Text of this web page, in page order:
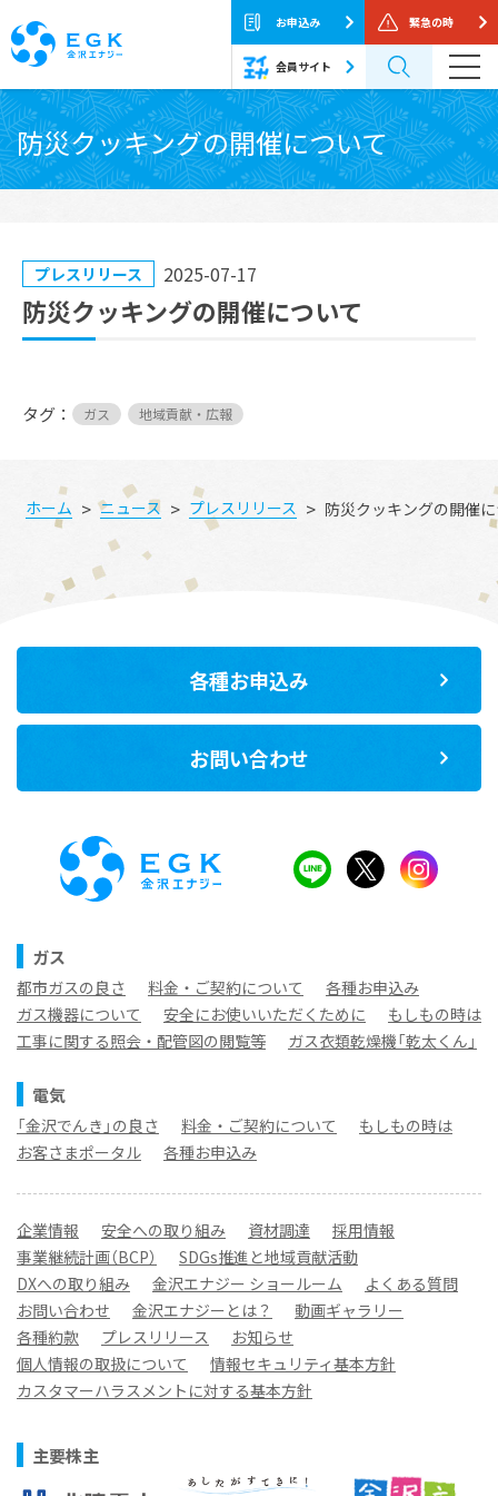
Skip
to
the
content
お申込み
会員サイト
緊急の時
防災クッキングの開催について
プレスリリース 2025-07-17
防災クッキングの開催について
タグ： ガス 地域貢献・広報
ホーム > ニュース > プレスリリース > 防災クッキングの開催
各種お申込み
お問い合わせ
ガス
都市ガスの良さ 料金・ご契約について
各種お申込み
ガス機器について
安全にお使いいただくために
もしもの時は
工事に関する照会・配管図の閲覧等
ガス衣類乾燥機「乾太くん」
電気
「金沢でんき」の良さ 料金・ご契約について
もしもの時は
お客さまポータル
各種お申込み
企業情報 安全への取り組み 資材調達
採用情報
事業継続計画（BCP）
SDGs推進と地域貢献活動
DXへの取り組み
金沢エナジー ショールーム
よくある質問
お問い合わせ
金沢エナジーとは？
動画ギャラリー
各種約款
プレスリリース
お知らせ
個人情報の取扱について
情報セキュリティ基本方針
カスタマーハラスメントに対する基本方針
主要株主